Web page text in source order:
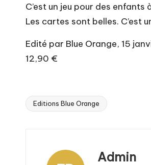
C’est un jeu pour des
Les cartes sont belles. C’est
Edité par Blue Orange, 15
12,90 €
Tags:
Editions Blue Orange
Admin